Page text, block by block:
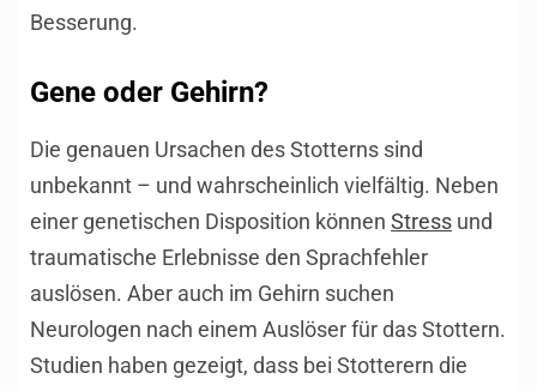
Besserung.
Gene oder Gehirn?
Die genauen Ursachen des Stotterns sind
unbekannt – und wahrscheinlich vielfältig. Neben
einer genetischen Disposition können Stress und
traumatische Erlebnisse den Sprachfehler
auslösen. Aber auch im Gehirn suchen
Neurologen nach einem Auslöser für das Stottern.
Studien haben gezeigt, dass bei Stotterern die